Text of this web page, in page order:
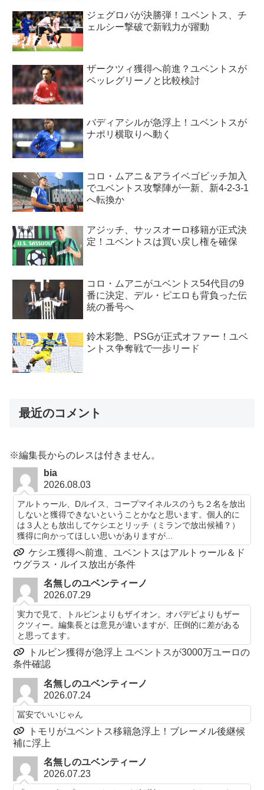
ジェグロバが決勝弾！ユベントス、チ
ェルシー撃破で新戦力が躍動
ザークツィ獲得へ前進？ユベントスが
ペッレグリーノと比較検討
バディアシルが急浮上！ユベントスが
ナポリ横取りへ動く
コロ・ムアニ＆アライベゴビッチ加入
でユベントス攻撃陣が一新、新4-2-3-1
へ転換か
アジッチ、サッスオーロ移籍が正式決
定！ユベントスは買い戻し権を確保
コロ・ムアニがユベントス54代目の9
番に決定、デル・ピエロも背負った伝
統の番号へ
鈴木彩艶、PSGが正式オファー！ユベ
ントス争奪戦で一歩リード
最近のコメント
※編集長からのレスは付きません。
bia
2026.08.03
アルトゥール、Dルイス、コープマイネルスのうち２名を放出
しないと獲得できないということかなと思います。個人的に
は３人とも放出してケシエとリッチ（ミランで放出候補？）
獲得に向かってほしい思いがありますが...
ケシエ獲得へ前進、ユベントスはアルトゥール＆ド
ウグラス・ルイス放出が条件
名無しのユベンティーノ
2026.07.29
実力で見て、トルビンよりもザイオン。オバデビよりもザー
クツィー。編集長とは意見が違いますが、圧倒的に差がある
と思ってます。
トルビン獲得が急浮上 ユベントスが3000万ユーロの
条件確認
名無しのユベンティーノ
2026.07.24
冨安でいいじゃん
トモリがユベントス移籍急浮上！ブレーメル後継候
補に浮上
名無しのユベンティーノ
2026.07.23